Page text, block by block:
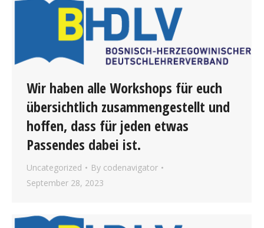
Wir haben alle Workshops für euch
übersichtlich zusammengestellt und
hoffen, dass für jeden etwas
Passendes dabei ist.
Uncategorized By codenavigator
September 28, 2023